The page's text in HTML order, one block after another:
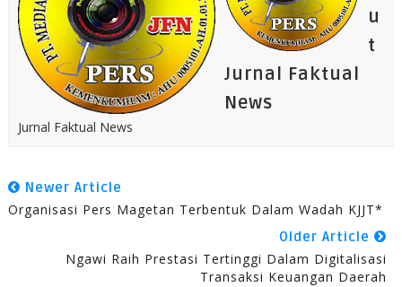
u
t
Jurnal Faktual
News
Jurnal Faktual News
Newer Article
Organisasi Pers Magetan Terbentuk Dalam Wadah KJJT*
Older Article
Ngawi Raih Prestasi Tertinggi Dalam Digitalisasi
Transaksi Keuangan Daerah